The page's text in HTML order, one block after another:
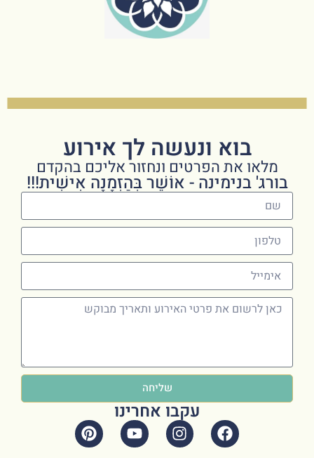
בוא ונעשה לך אירוע
מלאו את הפרטים ונחזור אליכם בהקדם
בורג' בנימינה - אוֹשֵׁר בְּהַזְמָנָה אִישִׁית!!!
שליחה
עקבו אחרינו